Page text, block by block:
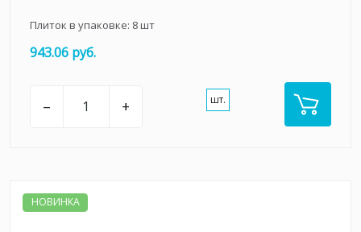
Плиток в упаковке: 8шт
943.06 руб.
– + шт.
НОВИНКА